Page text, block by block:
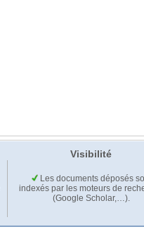
Visibilité
Les documents déposés
indexés par les moteurs de
(Google Scholar,…).